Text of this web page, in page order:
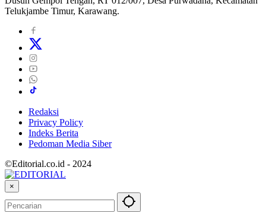
Telukjambe Timur, Karawang.
Redaksi
Privacy Policy
Indeks Berita
Pedoman Media Siber
©Editorial.co.id - 2024
×